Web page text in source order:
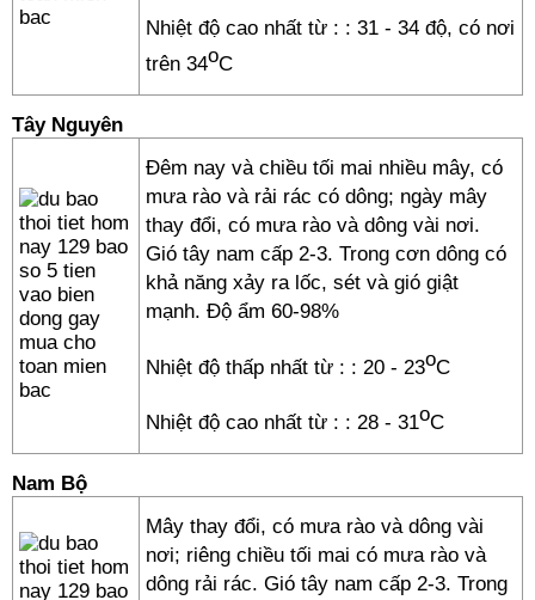
Nhiệt độ cao nhất từ : : 31 - 34 độ, có nơi
trên 34oC
Tây Nguyên
Đêm nay và chiều tối mai nhiều mây, có
mưa rào và rải rác có dông; ngày mây
thay đổi, có mưa rào và dông vài nơi.
Gió tây nam cấp 2-3. Trong cơn dông có
khả năng xảy ra lốc, sét và gió giật
mạnh. Độ ẩm 60-98%
Nhiệt độ thấp nhất từ : : 20 - 23oC
Nhiệt độ cao nhất từ : : 28 - 31oC
Nam Bộ
Mây thay đổi, có mưa rào và dông vài
nơi; riêng chiều tối mai có mưa rào và
dông rải rác. Gió tây nam cấp 2-3. Trong